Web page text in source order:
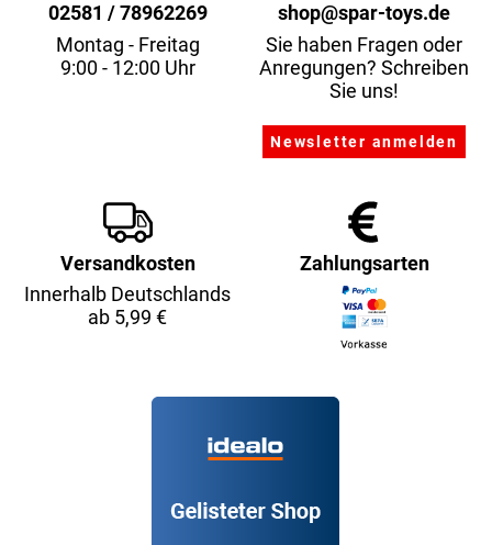
02581 / 78962269
Montag - Freitag
9:00 - 12:00 Uhr
shop@spar-toys.de
Sie haben Fragen oder
Anregungen? Schreiben
Sie uns!
Versandkosten
Innerhalb Deutschlands
ab 5,99 €
Zahlungsarten